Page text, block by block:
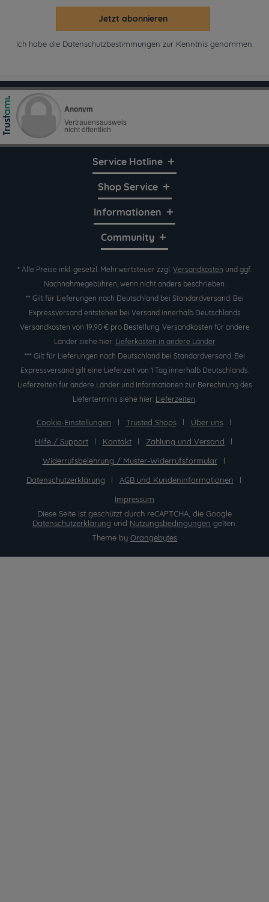
Jetzt abonnieren
Ich habe die Datenschutzbestimmungen zur Kenntnis genommen.
Service Hotline
Shop Service
Informationen
Community
* Alle Preise inkl. gesetzl. Mehrwertsteuer zzgl. Versandkosten und ggf.
Nachnahmegebühren, wenn nicht anders beschrieben.
** Gilt für Lieferungen nach Deutschland bei Standardversand. Bei
Expressversand entstehen bei Versand innerhalb Deutschlands
Versandkosten von 19,90 € pro Bestellung. Versandkosten für andere
Länder siehe hier: Lieferkosten in andere Länder
*** Gilt für Lieferungen nach Deutschland bei Standardversand. Bei
Expressversand gilt eine Lieferzeit von 1 Tag innerhalb Deutschlands.
Lieferzeiten für andere Länder und Informationen zur Berechnung des
Liefertermins siehe hier: Lieferzeiten.
Cookie-Einstellungen Trusted Shops
Über uns
Hilfe / Support
Kontakt
Zahlung und Versand
Widerrufsbelehrung / Muster-Widerrufsformular
Datenschutzerklärung
AGB und Kundeninformationen
Impressum
Diese Seite ist geschützt durch reCAPTCHA, die Google
Datenschutzerklärung und Nutzungsbedingungen gelten.
Theme by Orangebytes